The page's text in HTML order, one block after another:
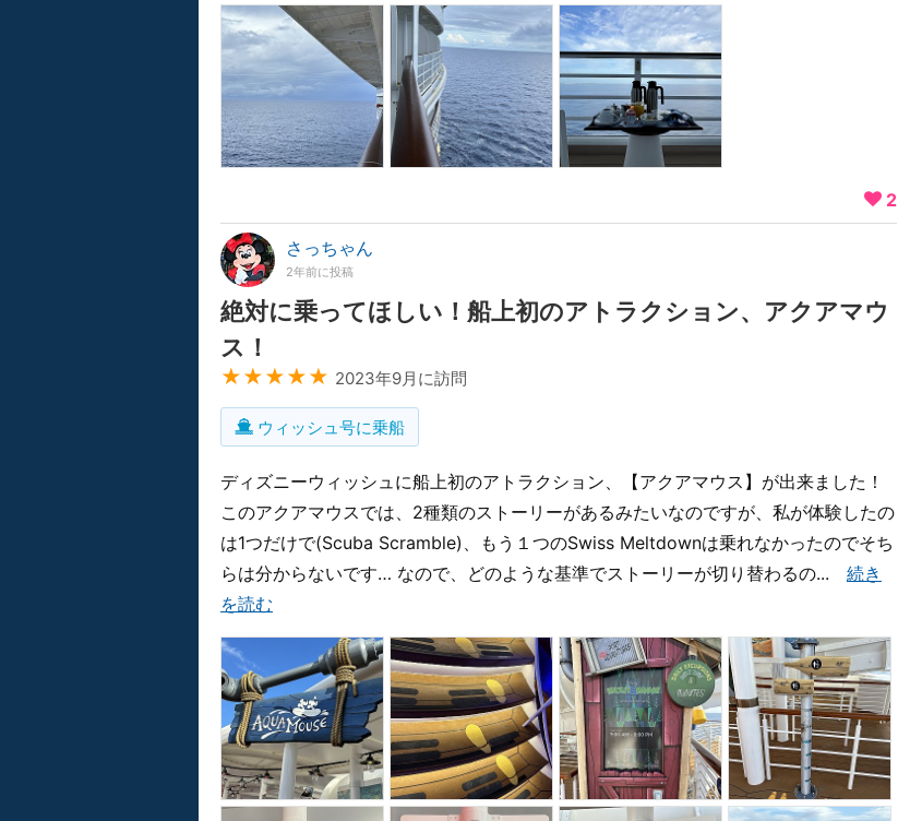
2
さっちゃん
2年前に投稿
絶対に乗ってほしい！船上初のアトラクション、アクアマウ
ス！
★★★★★ 2023年9月に訪問
ウィッシュ号に乗船
ディズニーウィッシュに船上初のアトラクション、【アクアマウス】が出来ました！
このアクアマウスでは、2種類のストーリーがあるみたいなのですが、私が体験したの
は1つだけで(Scuba Scramble)、もう１つのSwiss Meltdownは乗れなかったのでそち
らは分からないです… なので、どのような基準でストーリーが切り替わるの... 続き
を読む